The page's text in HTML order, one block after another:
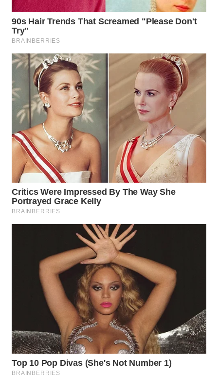
KUNINGAN
MAJALENGKA
WN
SUBANG
WN
SUKABUMI
WN
PURWAKARTA
WN
PRIANGAN
TIMUR
WN
BOROBUDUR
MADURA
WN
SURABAYA